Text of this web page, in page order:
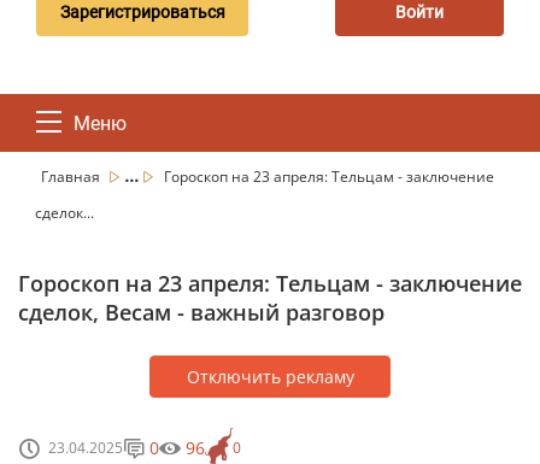
Зарегистрироваться Войти
Меню
Главная ...
Гороскоп на 23 апреля: Тельцам - заключение
сделок...
Гороскоп на 23 апреля: Тельцам - заключение
сделок, Весам - важный разговор
Отключить рекламу
23.04.2025 0
0 96